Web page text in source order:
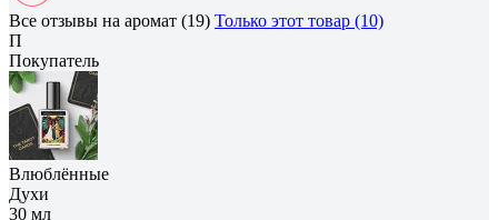
Все отзывы на аромат (19) Только этот товар (10)
П
Покупатель
Влюблённые
Духи
30 мл